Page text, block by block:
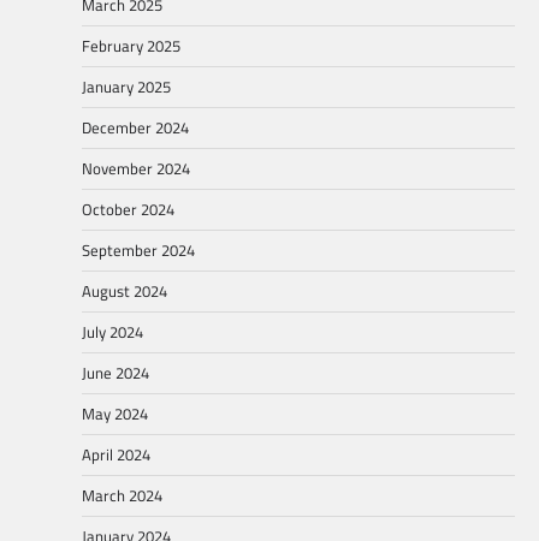
February 2025
January 2025
December 2024
November 2024
October 2024
September 2024
August 2024
July 2024
June 2024
May 2024
April 2024
March 2024
January 2024